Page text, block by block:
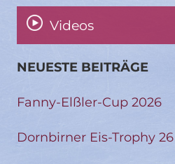
Videos
NEUESTE BEITRÄGE
Fanny-Elßler-Cup 2026
Dornbirner Eis-Trophy 26